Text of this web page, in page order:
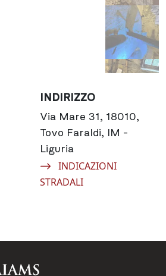
INDIRIZZO
Via Mare 31, 18010,
Tovo Faraldi, IM -
Liguria
Navigate to:
INDICAZIONI
STRADALI